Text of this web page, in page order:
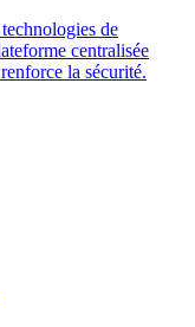
de
centralisée
la sécurité.